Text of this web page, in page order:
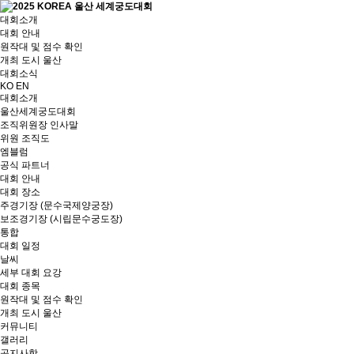
대회소개
대회 안내
원작대 및 점수 확인
개최 도시 울산
대회소식
KO EN
대회소개
울산세계궁도대회
조직위원장 인사말
위원 조직도
엠블럼
공식 파트너
대회 안내
대회 장소
주경기장 (문수국제양궁장)
보조경기장 (시립문수궁도장)
통합
대회 일정
날씨
세부 대회 요강
대회 종목
원작대 및 점수 확인
개최 도시 울산
커뮤니티
갤러리